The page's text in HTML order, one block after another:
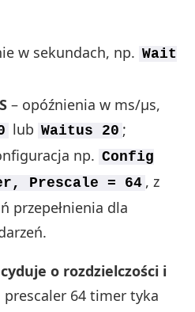
w sekundach, np. Wait
– opóźnienia w ms/µs,
lub Waitus 20 ;
np. Config
Prescale = 64 , z
przepełnienia dla
o rozdzielczości i
prescaler 64 timer tyka